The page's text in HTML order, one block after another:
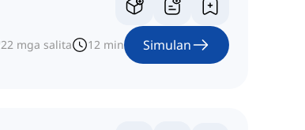
22 mga salita 12 min Simulan